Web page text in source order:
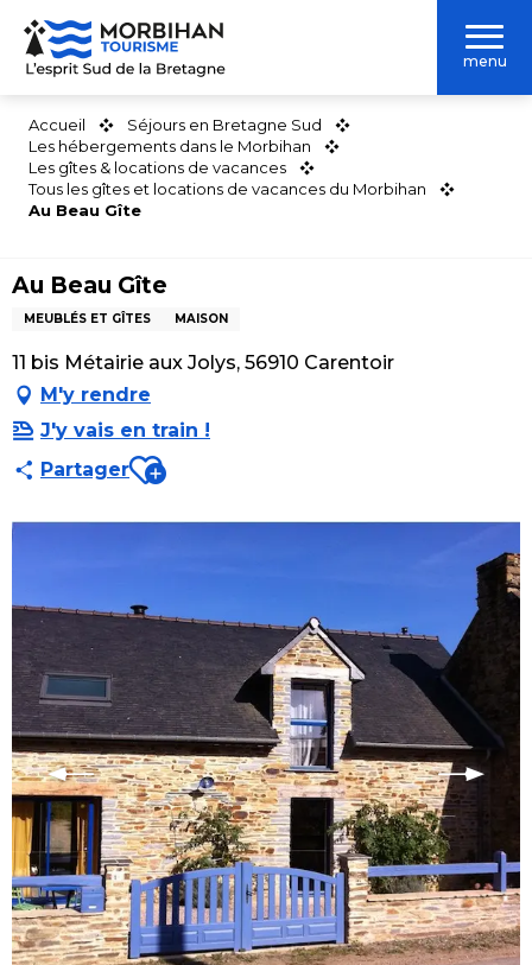
Aller
contenu
menu
Accueil
Séjours en Bretagne Sud
Les hébergements dans le Morbihan
Les gîtes & locations de vacances
Tous les gîtes et locations de vacances du Morbihan
Au Beau Gîte
Au Beau Gîte
MEUBLÉS ET GÎTES MAISON
11 bis Métairie aux Jolys, 56910 Carentoir
M'y rendre
J'y vais en train !
PartagerAjouter aux favoris